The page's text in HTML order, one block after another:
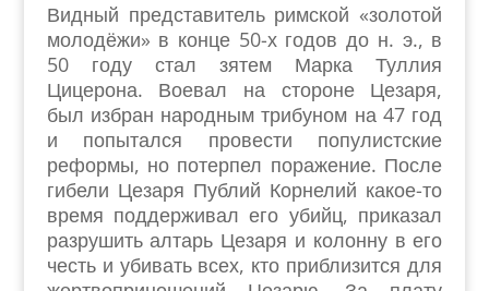
Видный представитель римской «золотой
молодёжи» в конце 50-х годов до н. э., в
50 году стал зятем Марка Туллия
Цицерона. Воевал на стороне Цезаря,
был избран народным трибуном на 47 год
и попытался провести популистские
реформы, но потерпел поражение. После
гибели Цезаря Публий Корнелий какое-то
время поддерживал его убийц, приказал
разрушить алтарь Цезаря и колонну в его
честь и убивать всех, кто приблизится для